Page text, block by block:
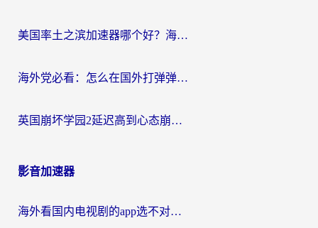
美国率土之滨加速器哪个好？海外党国服游戏畅玩终极指南（附多游戏解决方案）
海外党必看：怎么在国外打弹弹堂不卡？番茄加速器亲测指南
英国崩坏学园2延迟高到心态崩？海外党国服游戏加速终极指南
影音加速器
海外看国内电视剧的app选不对？这份回国加速器避坑指南帮你流畅追剧